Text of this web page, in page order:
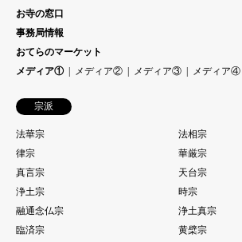
お寺の窓口
事務局情報
おてらのマーケット
メディア①
メディア② メディア③ メディア④
宗派
法華宗
法相宗
律宗
華厳宗
真言宗
天台宗
浄土宗
時宗
融通念仏宗
浄土真宗
臨済宗
黄檗宗